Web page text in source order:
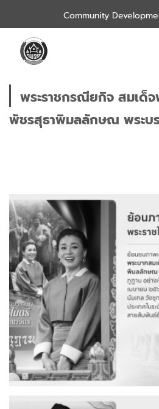
Community
พระราชกรณียกิจ สมเด็จ
พัชรสุธาพิมลลักษณ พระบ